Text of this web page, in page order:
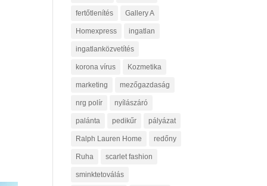
fertőtlenítés Gallery A
Homexpress ingatlan
ingatlanközvetítés
korona vírus Kozmetika
marketing mezőgazdaság
nrg polír nyílászáró
palánta pedikűr pályázat
Ralph Lauren Home redőny
Ruha scarlet fashion
sminktetoválás